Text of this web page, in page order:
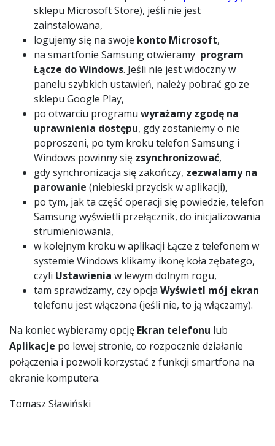
sklepu Microsoft Store), jeśli nie jest
zainstalowana,
logujemy się na swoje konto Microsoft,
na smartfonie Samsung otwieramy program
Łącze do Windows. Jeśli nie jest widoczny w
panelu szybkich ustawień, należy pobrać go ze
sklepu Google Play,
po otwarciu programu wyrażamy zgodę na
uprawnienia dostępu, gdy zostaniemy o nie
poproszeni, po tym kroku telefon Samsung i
Windows powinny się zsynchronizować,
gdy synchronizacja się zakończy, zezwalamy na
parowanie (niebieski przycisk w aplikacji),
po tym, jak ta część operacji się powiedzie, telefon
Samsung wyświetli przełącznik, do inicjalizowania
strumieniowania,
w kolejnym kroku w aplikacji Łącze z telefonem w
systemie Windows klikamy ikonę koła zębatego,
czyli Ustawienia w lewym dolnym rogu,
tam sprawdzamy, czy opcja Wyświetl mój ekran
telefonu jest włączona (jeśli nie, to ją włączamy).
Na koniec wybieramy opcję Ekran telefonu lub
Aplikacje po lewej stronie, co rozpocznie działanie
połączenia i pozwoli korzystać z funkcji smartfona na
ekranie komputera.
Tomasz Sławiński